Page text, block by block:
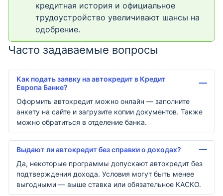
кредитная история и официальное
трудоустройство увеличивают шансы на
одобрение.
Часто задаваемые вопросы
Как подать заявку на автокредит в Кредит
Европа Банке?
Оформить автокредит можно онлайн — заполните
анкету на сайте и загрузите копии документов. Также
можно обратиться в отделение банка.
Выдают ли автокредит без справки о доходах?
Да, некоторые программы допускают автокредит без
подтверждения дохода. Условия могут быть менее
выгодными — выше ставка или обязательное КАСКО.